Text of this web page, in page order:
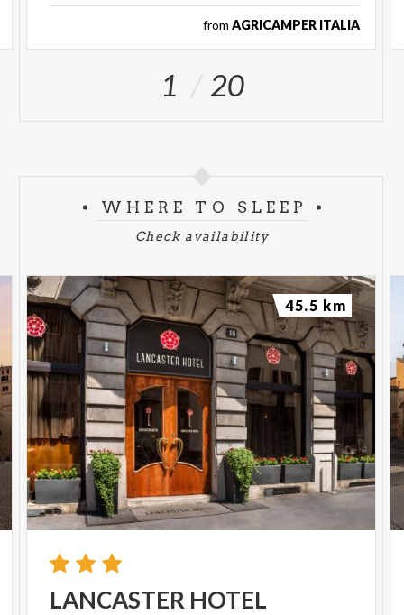
from AGRICAMPER ITALIA
1 20
WHERE TO SLEEP
Check availability
LANCASTER HOTEL
45.5 km